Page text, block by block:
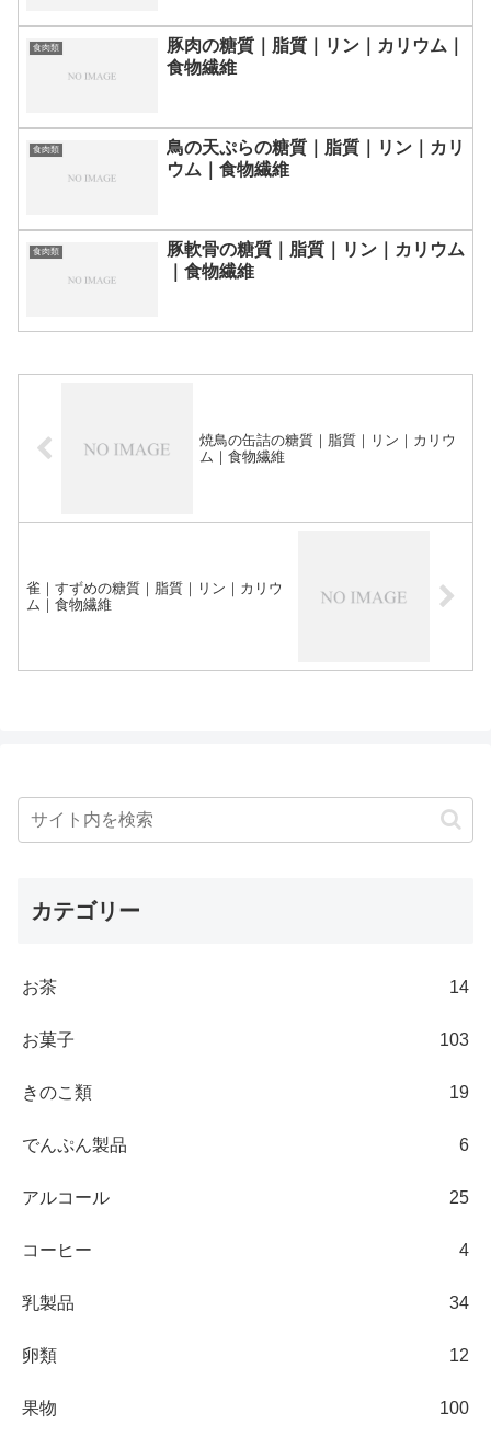
食肉類
豚肉の糖質｜脂質｜リン｜カリウム｜
食物繊維
食肉類
鳥の天ぷらの糖質｜脂質｜リン｜カリ
ウム｜食物繊維
食肉類
豚軟骨の糖質｜脂質｜リン｜カリウム
｜食物繊維
焼鳥の缶詰の糖質｜脂質｜リン｜カリウ
ム｜食物繊維
雀｜すずめの糖質｜脂質｜リン｜カリウ
ム｜食物繊維
カテゴリー
お茶 14
お菓子 103
きのこ類 19
でんぷん製品 6
アルコール 25
コーヒー 4
乳製品 34
卵類 12
果物 100